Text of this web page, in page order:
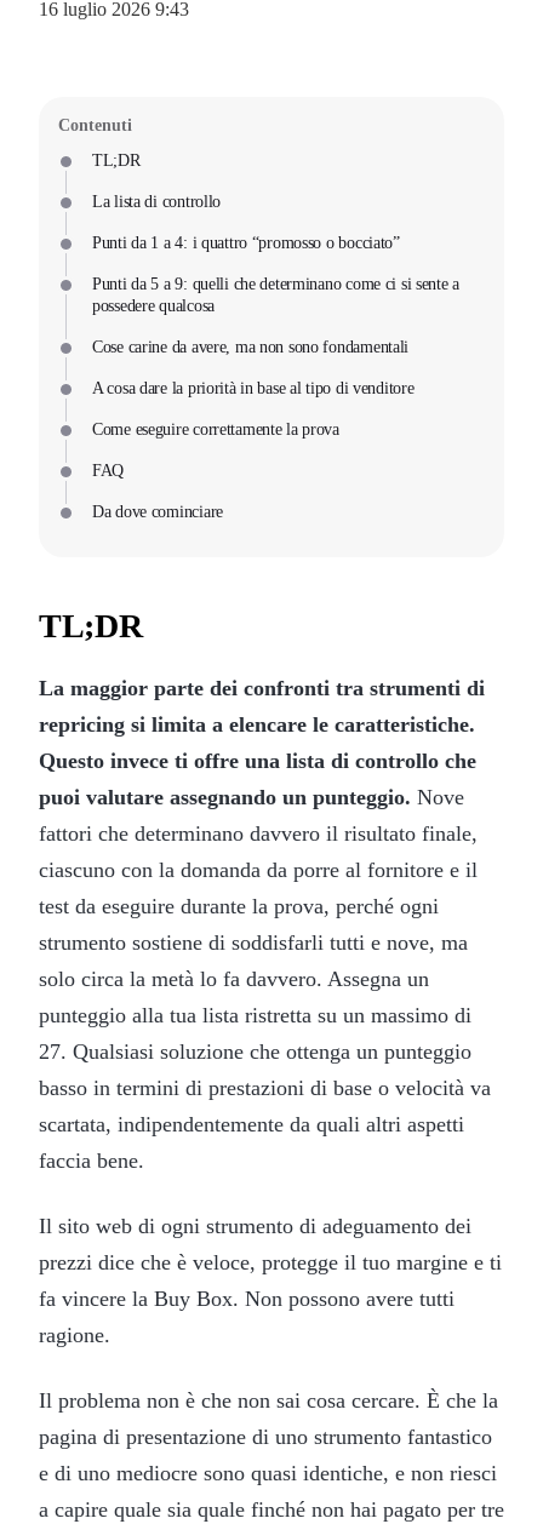
16 luglio 2026 9:43
Contenuti
TL;DR
La lista di controllo
Punti da 1 a 4: i quattro “promosso o bocciato”
Punti da 5 a 9: quelli che determinano come ci si sente a
possedere qualcosa
Cose carine da avere, ma non sono fondamentali
A cosa dare la priorità in base al tipo di venditore
Come eseguire correttamente la prova
FAQ
Da dove cominciare
TL;DR
La maggior parte dei confronti tra strumenti di
repricing si limita a elencare le caratteristiche.
Questo invece ti offre una lista di controllo che
puoi valutare assegnando un punteggio. Nove
fattori che determinano davvero il risultato finale,
ciascuno con la domanda da porre al fornitore e il
test da eseguire durante la prova, perché ogni
strumento sostiene di soddisfarli tutti e nove, ma
solo circa la metà lo fa davvero. Assegna un
punteggio alla tua lista ristretta su un massimo di
27. Qualsiasi soluzione che ottenga un punteggio
basso in termini di prestazioni di base o velocità va
scartata, indipendentemente da quali altri aspetti
faccia bene.
Il sito web di ogni strumento di adeguamento dei
prezzi dice che è veloce, protegge il tuo margine e ti
fa vincere la Buy Box. Non possono avere tutti
ragione.
Il problema non è che non sai cosa cercare. È che la
pagina di presentazione di uno strumento fantastico
e di uno mediocre sono quasi identiche, e non riesci
a capire quale sia quale finché non hai pagato per tre